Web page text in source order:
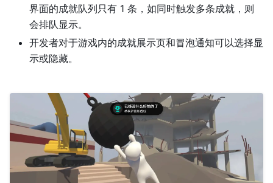
界面的成就队列只有 1 条，如同时触发多条成就，则
会排队显示。
开发者对于游戏内的成就展示页和冒泡通知可以选择显
示或隐藏。